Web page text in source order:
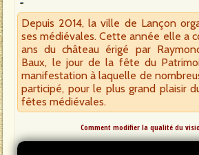
Depuis 2014, la ville de Lançon
ses médiévales. Cette année elle a
ans du château érigé par
Baux, le jour de la fête du
manifestation à laquelle de
participé, pour le plus grand plaisir
fêtes médiévales.
Comment modifier la qualité du